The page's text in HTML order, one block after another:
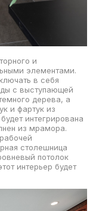
и
элементами.
в себя
с выступающей
дерева, а
и фартук из
интегрирована
из мрамора.
столешница
потолок
интерьер будет